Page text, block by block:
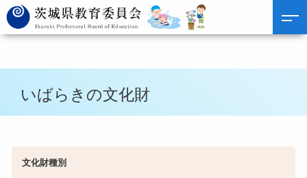
いばらきの文化財
文化財種別